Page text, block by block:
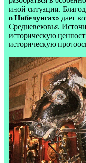
иной ситуации.
о Нибелунгах» дает
Средневековья.
историческую
историческую